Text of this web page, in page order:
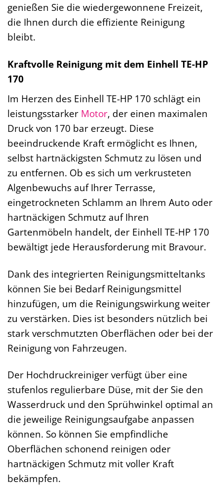
genießen Sie die wiedergewonnene Freizeit,
die Ihnen durch die effiziente Reinigung
bleibt.
Kraftvolle Reinigung mit dem Einhell TE-HP
170
Im Herzen des Einhell TE-HP 170 schlägt ein
leistungsstarker Motor, der einen maximalen
Druck von 170 bar erzeugt. Diese
beeindruckende Kraft ermöglicht es Ihnen,
selbst hartnäckigsten Schmutz zu lösen und
zu entfernen. Ob es sich um verkrusteten
Algenbewuchs auf Ihrer Terrasse,
eingetrockneten Schlamm an Ihrem Auto oder
hartnäckigen Schmutz auf Ihren
Gartenmöbeln handelt, der Einhell TE-HP 170
bewältigt jede Herausforderung mit Bravour.
Dank des integrierten Reinigungsmitteltanks
können Sie bei Bedarf Reinigungsmittel
hinzufügen, um die Reinigungswirkung weiter
zu verstärken. Dies ist besonders nützlich bei
stark verschmutzten Oberflächen oder bei der
Reinigung von Fahrzeugen.
Der Hochdruckreiniger verfügt über eine
stufenlos regulierbare Düse, mit der Sie den
Wasserdruck und den Sprühwinkel optimal an
die jeweilige Reinigungsaufgabe anpassen
können. So können Sie empfindliche
Oberflächen schonend reinigen oder
hartnäckigen Schmutz mit voller Kraft
bekämpfen.